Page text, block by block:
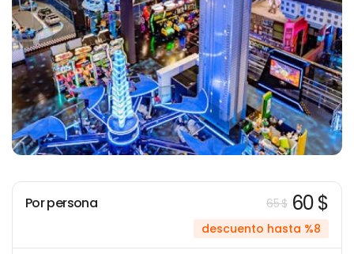
Por persona 65 $ 60 $
descuento hasta %8